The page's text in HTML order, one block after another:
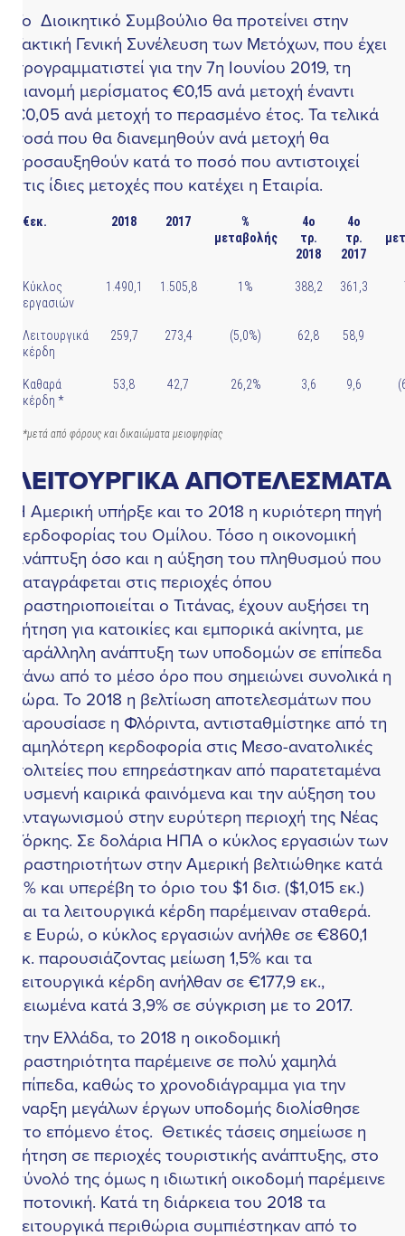
Διοικητικό Συμβούλιο θα προτείνει στην
Γενική Συνέλευση των Μετόχων, που έχει
για την 7η Ιουνίου 2019, τη
μερίσματος €0,15 ανά μετοχή έναντι
ανά μετοχή το περασμένο έτος. Τα τελικά
που θα διανεμηθούν ανά μετοχή θα
κατά το ποσό που αντιστοιχεί
ίδιες μετοχές που κατέχει η Εταιρία.
€εκ. 2018 2017
μεταβολής
τρ.
2018
2017
Κύκλος
εργασιών
1.490,1 1.505,8 388,2 361,3 7,5%
Λειτουργικά
κέρδη
259,7 273,4 (5,0%)
Καθαρά
κέρδη *
26,2%
*μετά από φόρους και δικαιώματα μειοψηφίας
ΑΠΟΤΕΛΕΣΜΑΤΑ
Αμερική υπήρξε και το 2018 η κυριότερη πηγή
του Ομίλου. Τόσο η οικονομική
όσο και η αύξηση του πληθυσμού που
στις περιοχές όπου
ο Τιτάνας, έχουν αυξήσει τη
για κατοικίες και εμπορικά ακίνητα, με
ανάπτυξη των υποδομών σε επίπεδα
από το μέσο όρο που σημειώνει συνολικά η
Το 2018 η βελτίωση αποτελεσμάτων που
η Φλόριντα, αντισταθμίστηκε από τη
κερδοφορία στις Μεσο-ανατολικές
που επηρεάστηκαν από παρατεταμένα
καιρικά φαινόμενα και την αύξηση του
στην ευρύτερη περιοχή της Νέας
Σε δολάρια ΗΠΑ ο κύκλος εργασιών των
στην Αμερική βελτιώθηκε κατά
και υπερέβη το όριο του $1 δισ. ($1,015 εκ.)
τα λειτουργικά κέρδη παρέμειναν σταθερά.
Ευρώ, ο κύκλος εργασιών ανήλθε σε €860,1
παρουσιάζοντας μείωση 1,5% και τα
κέρδη ανήλθαν σε €177,9 εκ.,
κατά 3,9% σε σύγκριση με το 2017.
Ελλάδα, το 2018 η οικοδομική
παρέμεινε σε πολύ χαμηλά
καθώς το χρονοδιάγραμμα για την
μεγάλων έργων υποδομής διολίσθησε
επόμενο έτος. Θετικές τάσεις σημείωσε η
σε περιοχές τουριστικής ανάπτυξης, στο
της όμως η ιδιωτική οικοδομή παρέμεινε
Κατά τη διάρκεια του 2018 τα
περιθώρια συμπιέστηκαν από το